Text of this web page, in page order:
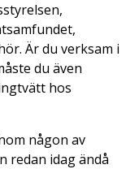
Är du verksam i
du även
hos
någon av
redan idag ändå